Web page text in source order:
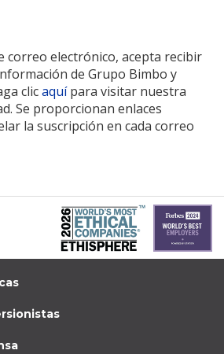
correo electrónico, acepta recibir
de Grupo Bimbo y
clicaquípara visitar nuestra
Se proporcionan enlaces
la suscripción en cada correo